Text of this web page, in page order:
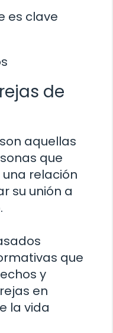
es clave
de
aquellas
que
relación
su unión a
que
y
en
la vida